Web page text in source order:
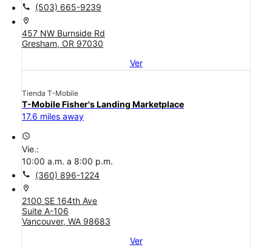
call (503) 665-9239
location_on
457 NW Burnside Rd
Gresham, OR 97030
Ver
Tienda T-Mobile
T-Mobile Fisher's Landing Marketplace
17.6 miles away
access_time
Vie.:
10:00 a.m. a 8:00 p.m.
call (360) 896-1224
location_on
2100 SE 164th Ave
Suite A-106
Vancouver, WA 98683
Ver